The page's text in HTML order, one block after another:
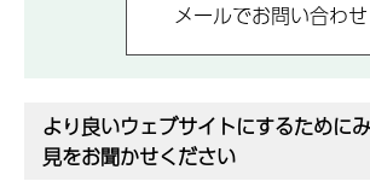
より良いウェブサイトにするために
見をお聞かせください